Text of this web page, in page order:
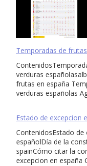
Temporadas de
verduras
frutas en españa
verduras españolas
Estado de excepcion
ContenidosEstado de
españolDía de la
spainCómo citar la
excepcion en españa